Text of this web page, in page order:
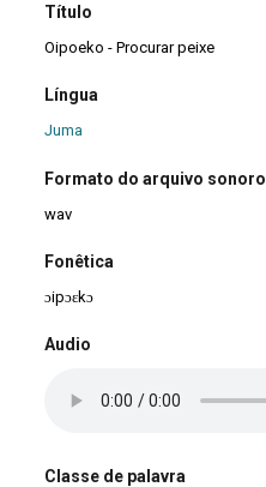
Título
Oipoeko - Procurar peixe
Língua
Juma
Formato do arquivo sonoro
wav
Fonêtica
ɔipɔɛkɔ
Audio
Classe de palavra